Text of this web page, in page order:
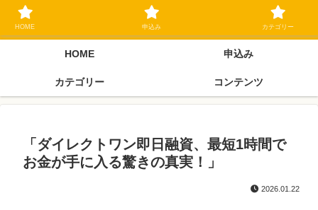
ブラックリスト長期延滞中でもOK 独自審査フリーローン 在籍確認なしの街
金クローネにご相談ください
HOME 申込み
カテゴリー コンテンツ
「ダイレクトワン即日融資、最短1時間で
お金が手に入る驚きの真実！」
2026.01.22
HOME 申込み カテゴリー